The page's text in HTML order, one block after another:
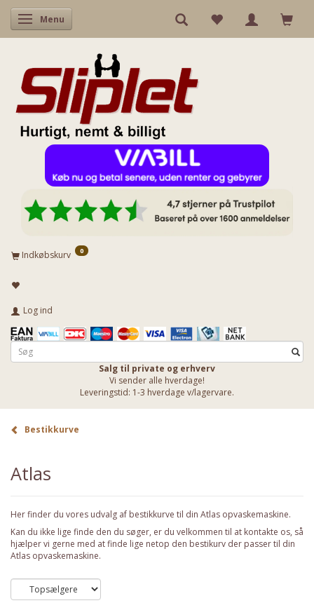
Skifte navigation
Menu
Indkøbskurv 0
Log ind
Salg til private og erhverv
Vi sender alle hverdage!
Leveringstid: 1-3 hverdage v/lagervare.
Bestikkurve
Atlas
Her finder du vores udvalg af bestikkurve til din Atlas opvaskemaskine.
Kan du ikke lige finde den du søger, er du velkommen til at kontakte os, så
hjælper vi gerne med at finde lige netop den bestikurv der passer til din
Atlas opvaskemaskine.